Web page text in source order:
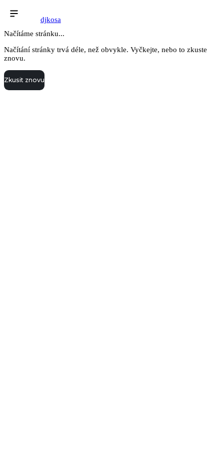
djkosa
Načítáme stránku...
Načítání stránky trvá déle, než obvykle. Vyčkejte, nebo to zkuste
znovu.
Zkusit znovu